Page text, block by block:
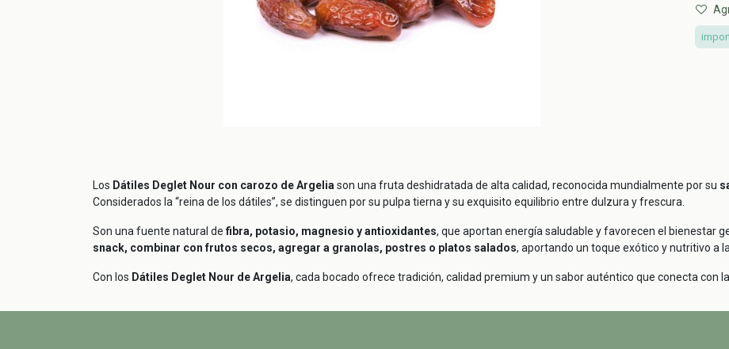
Los Dátiles Deglet Nour con carozo de Argelia son una fruta deshidratada de alta calidad, reconocida mundialmente por su
Considerados la “reina de los dátiles”, se distinguen por su pulpa tierna y su exquisito equilibrio entre dulzura y frescura.
Son una fuente natural de fibra, potasio, magnesio y antioxidantes, que aportan energía saludable y favorecen el bienestar
snack, combinar con frutos secos, agregar a granolas, postres o platos salados, aportando un toque exótico y nutritivo a
Con los Dátiles Deglet Nour de Argelia, cada bocado ofrece tradición, calidad premium y un sabor auténtico que conecta con